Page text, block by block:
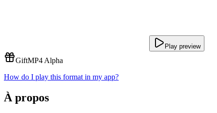
Play preview
GiftMP4 Alpha
How do I play this format in my app?
À propos